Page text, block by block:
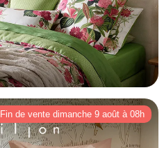
Fin de vente dimanche 9 août à 08h